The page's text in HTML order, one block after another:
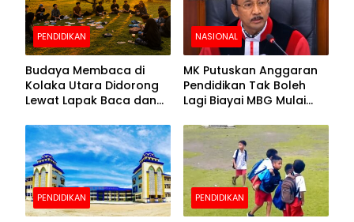
PENDIDIKAN
Budaya Membaca di
Kolaka Utara Didorong
Lewat Lapak Baca dan
NASIONAL
MK Putuskan Anggaran
Pendidikan Tak Boleh
Lagi Biayai MBG Mulai
PENDIDIKAN PENDIDIKAN